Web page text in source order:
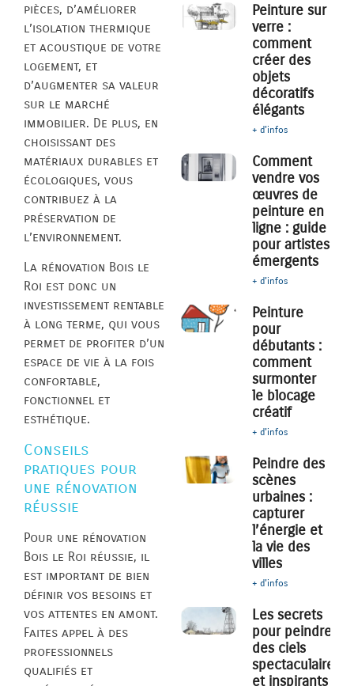
pièces, d’améliorer
l’isolation thermique
et acoustique de votre
logement, et
d’augmenter sa valeur
sur le marché
immobilier. De plus, en
choisissant des
matériaux durables et
écologiques, vous
contribuez à la
préservation de
l’environnement.
La rénovation Bois le
Roi est donc un
investissement rentable
à long terme, qui vous
permet de profiter d’un
espace de vie à la fois
confortable,
fonctionnel et
esthétique.
Conseils
pratiques pour
une rénovation
réussie
Pour une rénovation
Bois le Roi réussie, il
est important de bien
définir vos besoins et
vos attentes en amont.
Faites appel à des
professionnels
qualifiés et
Peinture sur
verre :
comment
créer des
objets
décoratifs
élégants
+ d'infos
Comment
vendre vos
œuvres de
peinture en
ligne : guide
pour artistes
émergents
+ d'infos
Peinture
pour
débutants :
comment
surmonter
le blocage
créatif
+ d'infos
Peindre des
scènes
urbaines :
capturer
l’énergie et
la vie des
villes
+ d'infos
Les secrets
pour peindre
des ciels
spectaculaires
et inspirants